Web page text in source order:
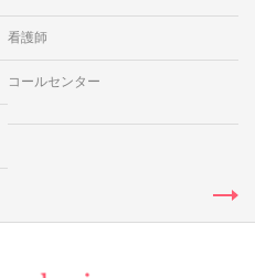
看護師
コールセンター